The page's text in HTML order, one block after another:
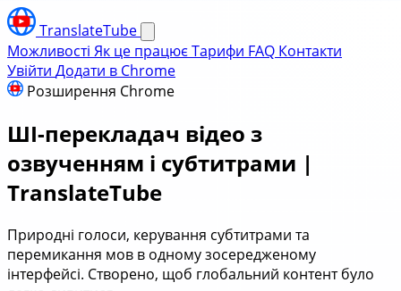
TranslateTube
Можливості Як це працюєТарифи FAQ Контакти
Увійти Додати в Chrome
Розширення Chrome
ШІ-перекладач відео з
озвученням і субтитрами |
TranslateTube
Природні голоси, керування субтитрами та
перемикання мов в одному зосередженому
інтерфейсі. Створено, щоб глобальний контент було